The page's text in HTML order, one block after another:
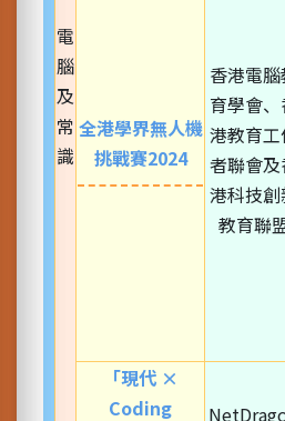
電
腦
及
常
識
全港學界無人機
挑戰賽2024
香港電腦
育學會、
港教育工
者聯會及
港科技創
教育聯
「現代 ×
Coding